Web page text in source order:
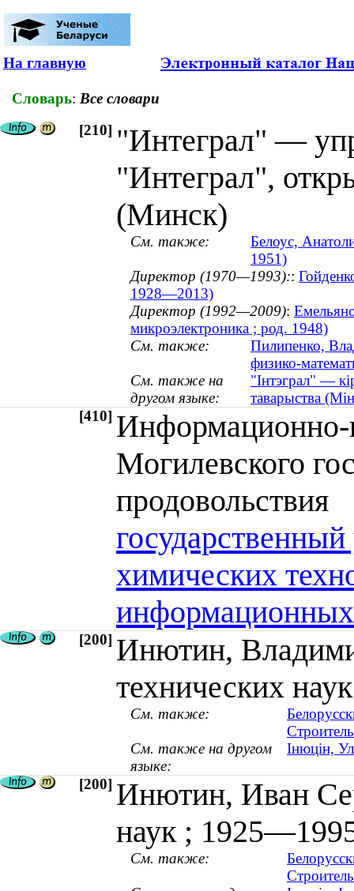
На главную
Словарь: Все словари
[210] "Интеграл" —
"Интеграл",
(Минск)
См. также:
Белоус,
1951)
Директор (1970—1993)::
1928—2013)
Директор (1992—2009):
микроэлектроника ; род. 1948)
См. также:
Пилипенко,
физико-
См. также на
другом языке:
"Інтэграл" —
таварыства
[410] Информационно-
Могилевского
химических
информационных
[200] Инютин,
технических
См. также:
См. также на другом
языке:
Інюцін,
[200] Инютин, Иван
наук ;
См. также: